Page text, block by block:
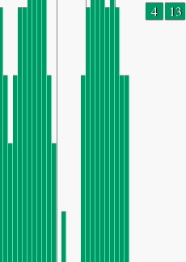
4 13